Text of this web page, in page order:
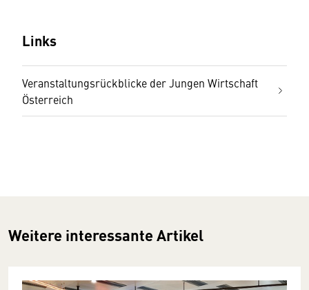
Links
Veranstaltungsrückblicke der Jungen Wirtschaft
Österreich
Weitere interessante Artikel